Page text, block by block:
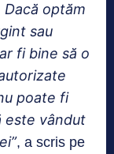
optăm
sau
fi bine să o
poate fi
este vândut
, a scris pe